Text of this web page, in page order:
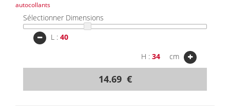
autocollants
Sélectionner Dimensions
L :
H :
cm
14.69 €